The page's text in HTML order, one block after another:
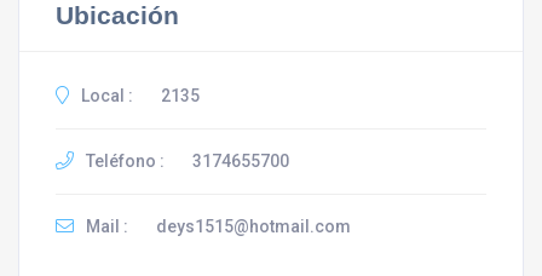
Ubicación
Local : 2135
Teléfono : 3174655700
Mail : deys1515@hotmail.com